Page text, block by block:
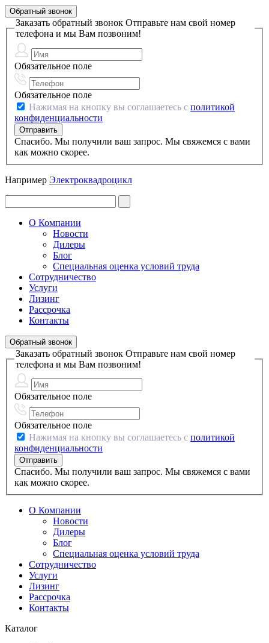
Обратный звонок
Заказать обратный звонок Отправьте нам свой номер
телефона и мы Вам позвоним!
Обязательное поле
Обязательное поле
Нажимая на кнопку вы соглашаетесь с политикой
конфиденциальности
Спасибо. Мы получили ваш запрос. Мы свяжемся с вами
как можно скорее.
Например Электроквадроцикл
О Компании
Новости
Дилеры
Блог
Специальная оценка условий труда
Сотрудничество
Услуги
Лизинг
Рассрочка
Контакты
Обратный звонок
Заказать обратный звонок Отправьте нам свой номер
телефона и мы Вам позвоним!
Обязательное поле
Обязательное поле
Нажимая на кнопку вы соглашаетесь с политикой
конфиденциальности
Спасибо. Мы получили ваш запрос. Мы свяжемся с вами
как можно скорее.
О Компании
Новости
Дилеры
Блог
Специальная оценка условий труда
Сотрудничество
Услуги
Лизинг
Рассрочка
Контакты
Каталог